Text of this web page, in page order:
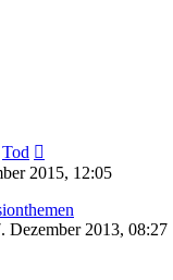
Tod
2015, 12:05
Dezember 2013, 08:27